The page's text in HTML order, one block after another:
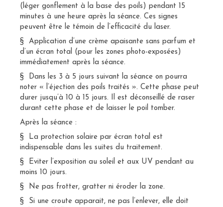
(léger gonflement à la base des poils) pendant 15
minutes à une heure après la séance. Ces signes
peuvent être le témoin de l’efficacité du laser.
§ Application d’une crème apaisante sans parfum et
d’un écran total (pour les zones photo-exposées)
immédiatement après la séance.
§ Dans les 3 à 5 jours suivant la séance on pourra
noter « l’éjection des poils traités ». Cette phase peut
durer jusqu’à 10 à 15 jours. Il est déconseillé de raser
durant cette phase et de laisser le poil tomber.
Après la séance :
§ La protection solaire par écran total est
indispensable dans les suites du traitement.
§ Eviter l’exposition au soleil et aux UV pendant au
moins 10 jours.
§ Ne pas frotter, gratter ni éroder la zone.
§ Si une croute apparait, ne pas l’enlever, elle doit